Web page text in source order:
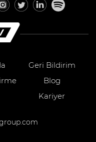
Geri Bildirim
Blog
Kariyer